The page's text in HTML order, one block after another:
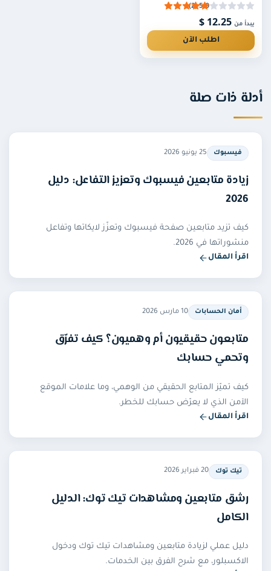
لا، يكفي رابط الصفحة أو المنشور العام، ولا نطلب كلمة
المرور في أي خدمة.
5.0 (2)
يبدأ من
اطلب الآن
أدلة ذات صلة
فيسبوك 25 يونيو 2026
زيادة متابعين فيسبوك وتعزيز التفاعل: دليل
2026
كيف تزيد متابعين صفحة فيسبوك وتعزّز لايكاتها وتفاعل
منشوراتها في 2026.
اقرأ المقال
— زيادة متابعين فيسبوك وتعزيز التفاعل: دليل 2026
أمان الحسابات 10 مارس 2026
متابعون حقيقيون أم وهميون؟ كيف تفرّق
وتحمي حسابك
كيف تميّز المتابع الحقيقي من الوهمي، وما علامات الموقع
الآمن الذي لا يعرّض حسابك للخطر.
اقرأ المقال
— متابعون حقيقيون أم وهميون؟ كيف تفرّق وتحمي حسابك
تيك توك 20 فبراير 2026
رشق متابعين ومشاهدات تيك توك: الدليل
الكامل
دليل عملي لزيادة متابعين ومشاهدات تيك توك ودخول
الاكسبلور، مع شرح الفرق بين الخدمات.